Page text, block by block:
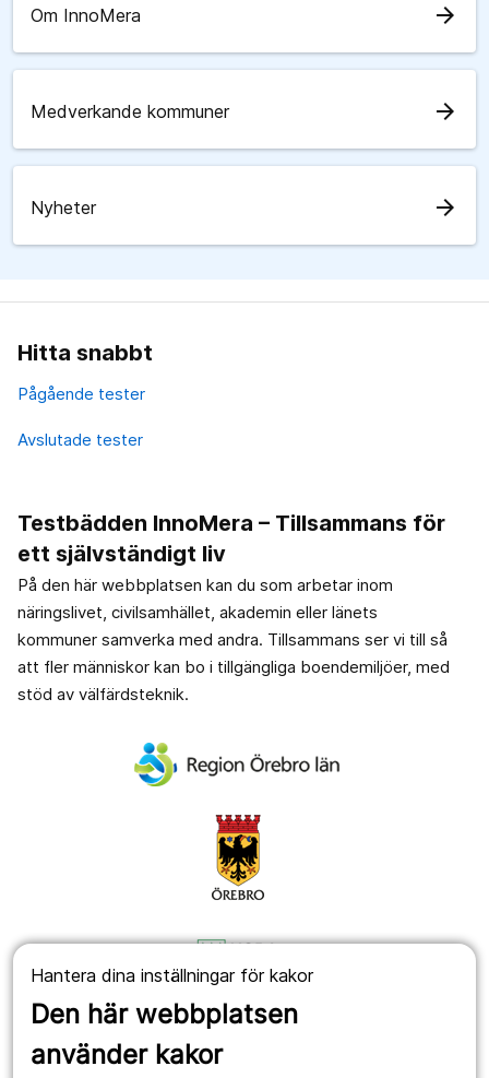
Hantera dina inställningar för kakor
Den här webbplatsen
använder kakor
Om InnoMera arrow_forward
Medverkande kommuner arrow_forward
Nyheter arrow_forward
Hitta snabbt
Pågående tester
Avslutade tester
Testbädden InnoMera – Tillsammans för
ett självständigt liv
På den här webbplatsen kan du som arbetar inom
näringslivet, civilsamhället, akademin eller länets
kommuner samverka med andra. Tillsammans ser vi till så
att fler människor kan bo i tillgängliga boendemiljöer, med
stöd av välfärdsteknik.